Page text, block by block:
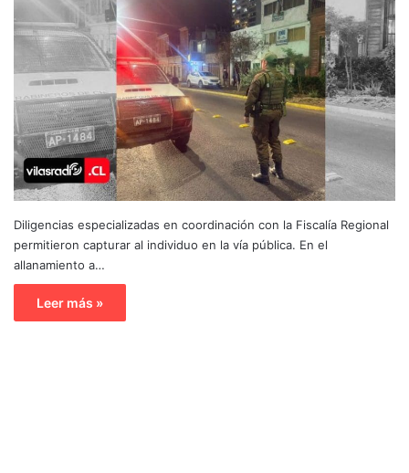
Diligencias especializadas en coordinación con la Fiscalía Regional
permitieron capturar al individuo en la vía pública. En el
allanamiento a…
Leer más »